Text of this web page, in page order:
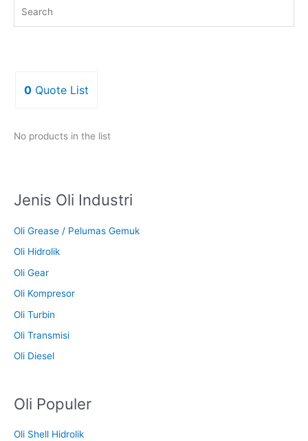
0 Quote List
No products in the list
Jenis Oli Industri
Oli Grease / Pelumas Gemuk
Oli Hidrolik
Oli Gear
Oli Kompresor
Oli Turbin
Oli Transmisi
Oli Diesel
Oli Populer
Oli Shell Hidrolik